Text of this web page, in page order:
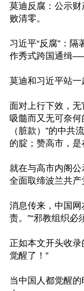
莫迪反腐：公示
败清零。
习近平“反腐”：隔
作秀式跨国通缉
莫迪和习近平站一
面对上行下效，
吸髓而又无可奈
（脏款）”的中共
的腚；赞高市，是
就在与高市内阁
全面取缔波兰共产
消息传来，中国
责。”“邪教组织必
正如本文开头收
觉醒了！”
当中国人都觉醒的